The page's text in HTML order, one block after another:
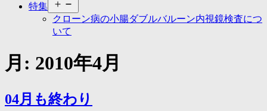
く
特集
ニ
ュ
開
く
クローン病の小腸ダブルバルーン内視鏡検査につ
いて
月: 2010年4月
04月も終わり